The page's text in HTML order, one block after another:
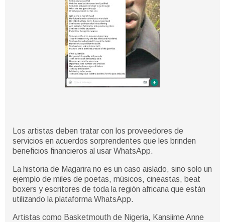
Los artistas deben tratar con los proveedores de
servicios en acuerdos sorprendentes que les brinden
beneficios financieros al usar WhatsApp.
La historia de Magarira no es un caso aislado, sino solo un
ejemplo de miles de poetas, músicos, cineastas, beat
boxers y escritores de toda la región africana que están
utilizando la plataforma WhatsApp.
Artistas como Basketmouth de Nigeria, Kansiime Anne